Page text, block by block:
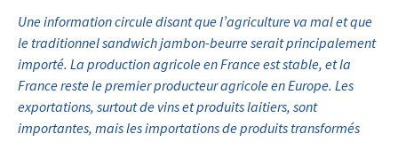
Une information circule disant que l’agriculture va mal et que
le traditionnel sandwich jambon-beurre serait principalement
importé. La production agricole en France est stable, et la
France reste le premier producteur agricole en Europe. Les
exportations, surtout de vins et produits laitiers, sont
importantes, mais les importations de produits transformés